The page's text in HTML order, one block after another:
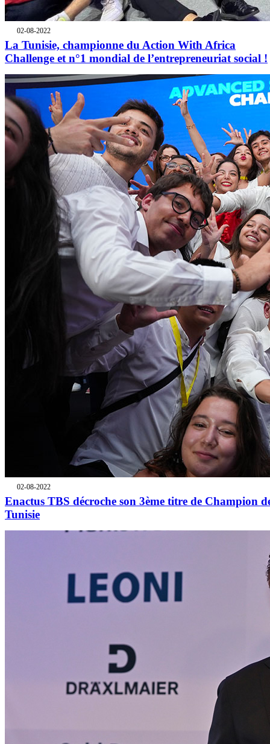
02-08-2022
La Tunisie, championne du Action With Africa
Challenge et n°1 mondial de l’entrepreneuriat social !
02-08-2022
Enactus TBS décroche son 3ème titre de Champion
Tunisie